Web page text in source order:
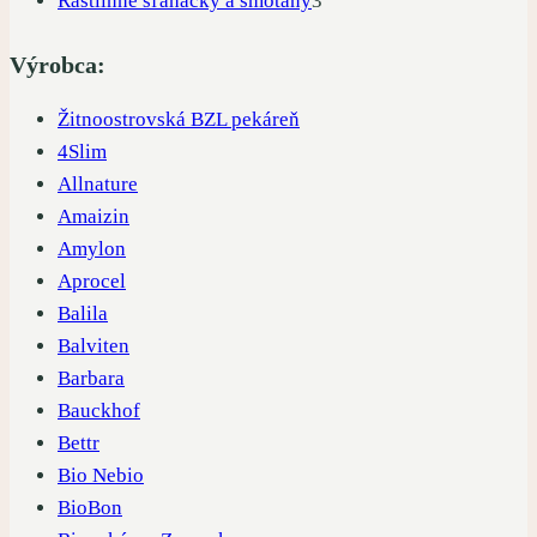
Výrobca:
Žitnoostrovská BZL pekáreň
4Slim
Allnature
Amaizin
Amylon
Aprocel
Balila
Balviten
Barbara
Bauckhof
Bettr
Bio Nebio
BioBon